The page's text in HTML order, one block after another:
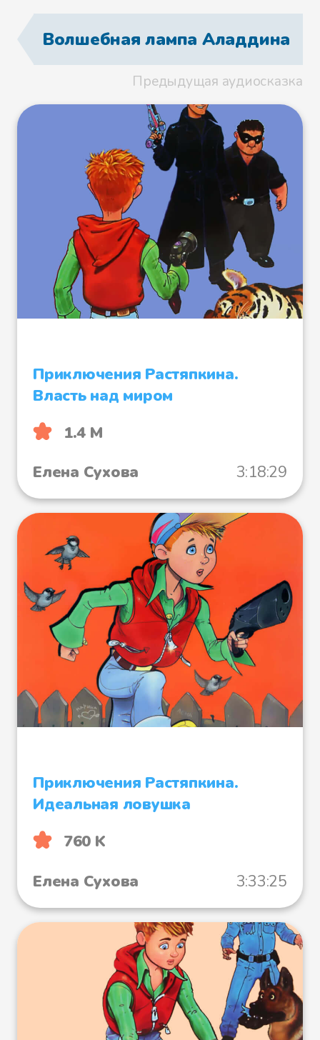
Волшебная лампа Аладдина
Предыдущая аудиосказка
Приключения Растяпкина.
Власть над миром
1.4 М
Елена Сухова
3:18:29
Приключения Растяпкина.
Идеальная ловушка
760 K
Елена Сухова
3:33:25